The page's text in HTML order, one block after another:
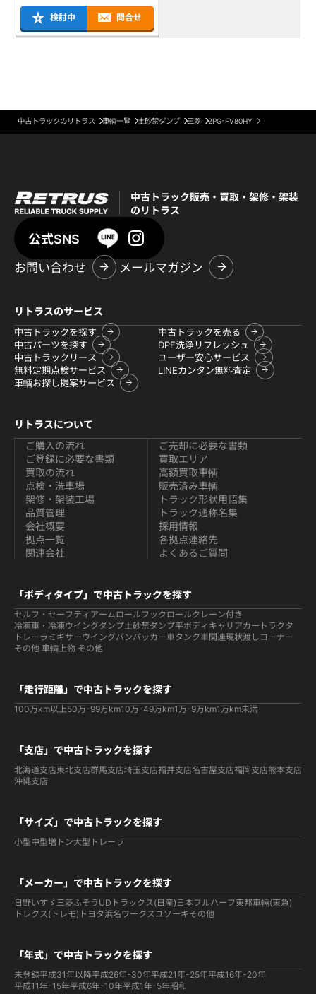
検討中 問合せ
中古トラックのリトラス 車輌一覧 土砂禁ダンプ 三菱 2PG-FV80HY
中古トラック販売・買取・架修・架装
のリトラス
公式SNS
お問い合わせ
メールマガジン
リトラスのサービス
中古トラックを探す
中古トラックを売る
中古パーツを探す
DPF洗浄リフレッシュ
中古トラックリース
ユーザー安心サービス
無料定期点検サービス
LINEカンタン無料査定
車輌お探し提案サービス
リトラスについて
ご購入の流れ
ご登録に必要な書類
買取の流れ
ご売却に必要な書類
買取エリア
高額買取車輌
点検・洗車場
架修・架装工場
品質管理
販売済み車輌
トラック形状用語集
トラック通称名集
会社概要
拠点一覧
関連会社
採用情報
各拠点連絡先
よくあるご質問
「ボディタイプ」で中古トラックを探す
セルフ・セーフティ アームロールフックロールクレーン付き
冷凍車・冷凍ウイングダンプ土砂禁ダンプ平ボディ キャリアカー トラクタ
トレーラ ミキサーウイングバンパッカー車タンク車関連現状渡しコーナー
その他 車輌 上物 その他
「走行距離」で中古トラックを探す
100万km以上50万-99万km10万-49万km1万-9万km1万km未満
「支店」で中古トラックを探す
北海道支店東北支店群馬支店埼玉支店福井支店名古屋支店福岡支店熊本支店
沖縄支店
「サイズ」で中古トラックを探す
小型中型増トン大型 トレーラ
「メーカー」で中古トラックを探す
日野いすゞ 三菱ふそう UDトラックス(日産) 日本フルハーフ 東邦車輛(東急)
トレクス(トレモ) トヨタ浜名ワークス ユソーキその他
「年式」で中古トラックを探す
未登録平成31年以降平成26年-30年平成21年-25年平成16年-20年
平成11年-15年平成6年-10年平成1年-5年昭和